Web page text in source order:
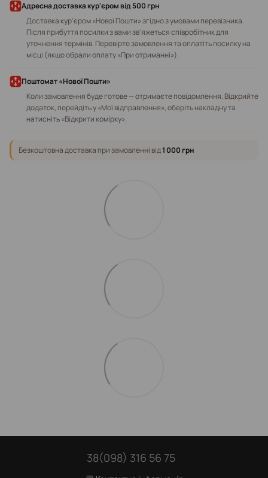
Адресна доставка кур'єром від 500 грн
Доставка кур'єром «Нової Пошти» згідно з умовами перевізника.
Після прибуття посилки з вами зв'яжеться співробітник для
уточнення термінів. Перевірте замовлення та оплатіть посилку на
місці (якщо обрали оплату «При отриманні»).
Поштомат «Нової Пошти»
Коли замовлення буде готове — отримаєте повідомлення. Відкрийте
додаток, перейдіть у «Мої відправлення», оберіть накладну та
натисніть «Відкрити комірку».
Безкоштовна доставка при замовленні від1 000 грн
38(098) 316 56 75